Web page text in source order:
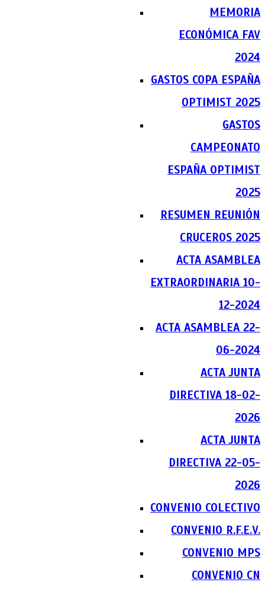
MEMORIA
ECONÓMICA FAV
2024
GASTOS COPA ESPAÑA
OPTIMIST 2025
GASTOS
CAMPEONATO
ESPAÑA OPTIMIST
2025
RESUMEN REUNIÓN
CRUCEROS 2025
ACTA ASAMBLEA
EXTRAORDINARIA 10-
12-2024
ACTA ASAMBLEA 22-
06-2024
ACTA JUNTA
DIRECTIVA 18-02-
2026
ACTA JUNTA
DIRECTIVA 22-05-
2026
CONVENIO COLECTIVO
CONVENIO R.F.E.V.
CONVENIO MPS
CONVENIO CN